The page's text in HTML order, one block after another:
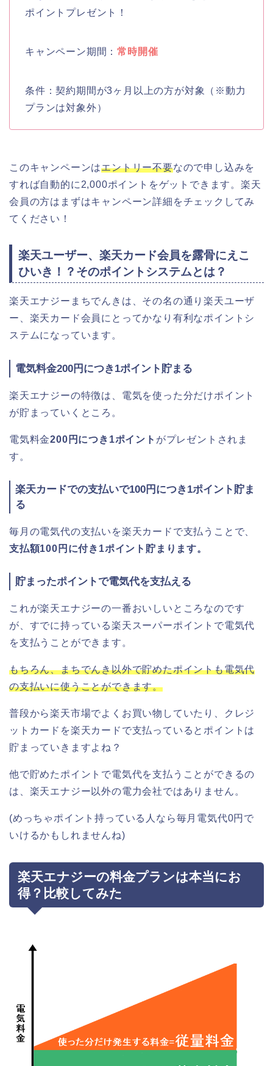
ポイントプレゼント！
キャンペーン期間：常時開催
条件：契約期間が3ヶ月以上の方が対象（※動力
プランは対象外）
このキャンペーンはエントリー不要なので申し込みを
すれば自動的に2,000ポイントをゲットできます。楽天
会員の方はまずはキャンペーン詳細をチェックしてみ
てください！
楽天ユーザー、楽天カード会員を露骨にえこ
ひいき！？そのポイントシステムとは？
楽天エナジーまちでんきは、その名の通り楽天ユーザ
ー、楽天カード会員にとってかなり有利なポイントシ
ステムになっています。
電気料金200円につき1ポイント貯まる
楽天エナジーの特徴は、電気を使った分だけポイント
が貯まっていくところ。
電気料金200円につき1ポイント がプレゼントされま
す。
楽天カードでの支払いで100円につき1ポイント貯ま
る
毎月の電気代の支払いを楽天カードで支払うことで、
支払額100円に付き1ポイント貯まります。
貯まったポイントで電気代を支払える
これが楽天エナジーの一番おいしいところなのです
が、すでに持っている楽天スーパーポイントで電気代
を支払うことができます。
もちろん、まちでんき以外で貯めたポイントも電気代
の支払いに使うことができます。
普段から楽天市場でよくお買い物していたり、クレジ
ットカードを楽天カードで支払っているとポイントは
貯まっていきますよね？
他で貯めたポイントで電気代を支払うことができるの
は、楽天エナジー以外の電力会社ではありません。
(めっちゃポイント持っている人なら毎月電気代0円で
いけるかもしれませんね)
楽天エナジーの料金プランは本当にお
得？比較してみた